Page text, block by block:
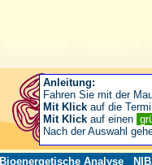
Bioenergetische Analyse
Anleitung:
Fahren Sie mit der
Mit Klick auf die
Mit Klick auf einen
Nach der Auswahl